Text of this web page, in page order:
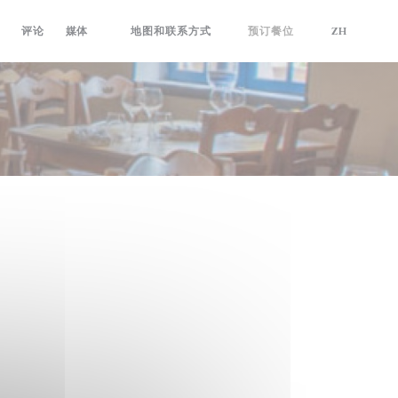
评论 媒体
((在新窗口中打开))
地图和联系方式 预订餐位 ZH